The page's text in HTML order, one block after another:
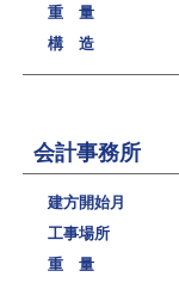
重 量
構 造
会計事務所
建方開始月
工事場所
重 量